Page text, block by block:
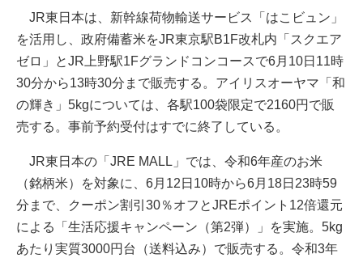
JR東日本は、新幹線荷物輸送サービス「はこビュン」
を活用し、政府備蓄米をJR東京駅B1F改札内「スクエア
ゼロ」とJR上野駅1Fグランドコンコースで6月10日11時
30分から13時30分まで販売する。アイリスオーヤマ「和
の輝き」5kgについては、各駅100袋限定で2160円で販
売する。事前予約受付はすでに終了している。
JR東日本の「JRE MALL」では、令和6年産のお米
（銘柄米）を対象に、6月12日10時から6月18日23時59
分まで、クーポン割引30％オフとJREポイント12倍還元
による「生活応援キャンペーン（第2弾）」を実施。5kg
あたり実質3000円台（送料込み）で販売する。令和3年